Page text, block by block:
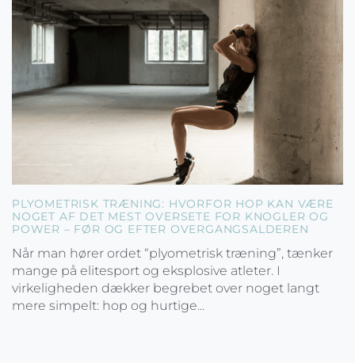
PLYOMETRISK TRÆNING: HVORFOR HOP KAN VÆRE
NOGET AF DET MEST OVERSETE FOR KNOGLER OG
POWER – FØR OG EFTER OVERGANGSALDEREN
Når man hører ordet “plyometrisk træning”, tænker
mange på elitesport og eksplosive atleter. I
virkeligheden dækker begrebet over noget langt
mere simpelt: hop og hurtige...